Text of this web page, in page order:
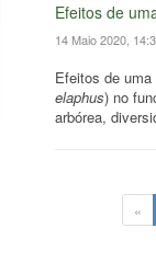
Efeitos de
14 Maio 2020,
Efeitos de
elaphus) no
arbórea,
«